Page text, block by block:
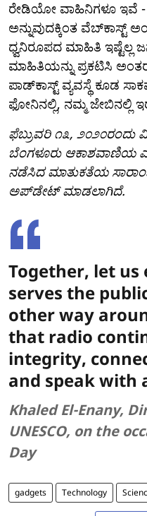
ರೇಡಿಯೋ ವಾಹಿನಿಗಳೂ ಇವೆ -
ಅನ್ನುವುದಕ್ಕಿಂತ ವೆಬ್‌ಕಾಸ್ಟ್
ಧ್ವನಿರೂಪದ ಮಾಹಿತಿ
ಮಾಹಿತಿಯನ್ನು ಪ್ರಕಟಿಸಿ
ಪಾಡ್‌ಕಾಸ್ಟ್ ವ್ಯವಸ್ಥೆ ಕೂಡ
ಫೋನಿನಲ್ಲಿ, ನಮ್ಮ ಜೇಬಿನಲ್ಲಿ
ಫೆಬ್ರುವರಿ ೧೩,
ಬೆಂಗಳೂರು ಆಕಾಶವಾಣಿಯ
ನಡೆಸಿದ ಮಾತುಕತೆಯ
ಅಪ್‌ಡೇಟ್ ಮಾಡಲಾಗಿದೆ.
Together, let
serves the
other way
that radio
integrity,
and speak with
Khaled El-Enany,
UNESCO, on the
Day
gadgets Technology